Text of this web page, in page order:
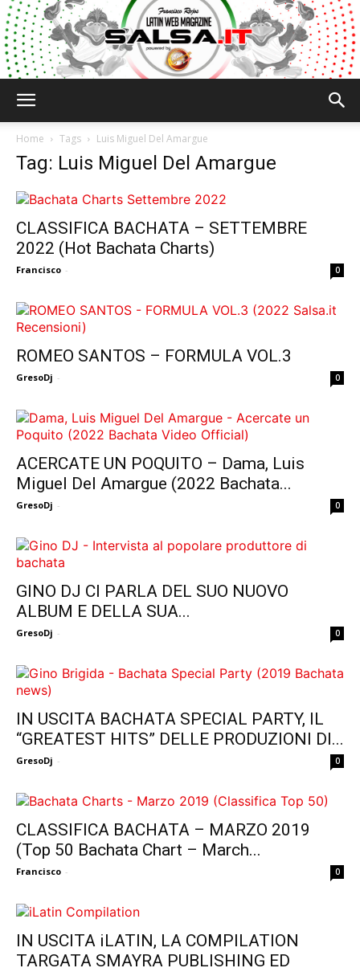
Home Tags Luis Miguel Del Amargue
Tag: Luis Miguel Del Amargue
CLASSIFICA BACHATA – SETTEMBRE
2022 (Hot Bachata Charts)
Francisco - 0
ROMEO SANTOS – FORMULA VOL.3
GresoDj - 0
ACERCATE UN POQUITO – Dama, Luis
Miguel Del Amargue (2022 Bachata...
GresoDj - 0
GINO DJ CI PARLA DEL SUO NUOVO
ALBUM E DELLA SUA...
GresoDj - 0
IN USCITA BACHATA SPECIAL PARTY, IL
“GREATEST HITS” DELLE PRODUZIONI DI...
GresoDj - 0
CLASSIFICA BACHATA – MARZO 2019
(Top 50 Bachata Chart – March...
Francisco - 0
IN USCITA iLATIN, LA COMPILATION
TARGATA SMAYRA PUBLISHING ED